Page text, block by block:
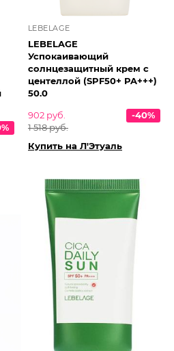
LEBELAGE
LEBELAGE
Успокаивающий
солнцезащитный крем с
центеллой (SPF50+ PA+++)
50.0
902 руб.
1 518 руб.
-40%
Купить на Л'Этуаль